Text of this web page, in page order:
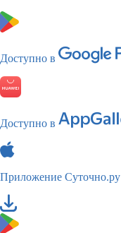
Доступно в
Доступно в
Приложение Суточно.ру